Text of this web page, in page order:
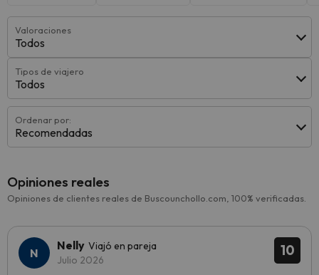
Valoraciones
Todos
Tipos de viajero
Todos
Ordenar por:
Recomendadas
Opiniones reales
Opiniones de clientes reales de Buscounchollo.com, 100% verificadas.
10
Nelly Viajó en pareja
Julio 2026